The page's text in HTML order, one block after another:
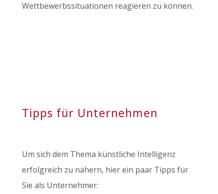
Wettbewerbssituationen reagieren zu können.
Tipps für Unternehmen
Um sich dem Thema künstliche Intelligenz
erfolgreich zu nähern, hier ein paar Tipps für
Sie als Unternehmer: